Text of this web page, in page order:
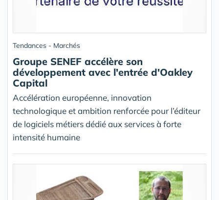
Tendances - Marchés
Groupe SENEF accélère son
développement avec l'entrée d'Oakley
Capital
Accélération européenne, innovation
technologique et ambition renforcée pour l’éditeur
de logiciels métiers dédié aux services à forte
intensité humaine